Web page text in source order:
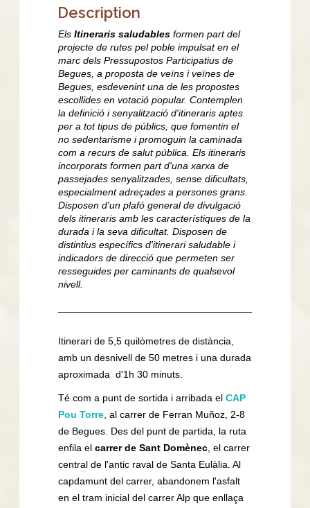
Description
Els Itineraris saludables formen part del
projecte de rutes pel poble impulsat en el
marc dels Pressupostos Participatius de
Begues, a proposta de veïns i veïnes de
Begues, esdevenint una de les propostes
escollides en votació popular. Contemplen
la definició i senyalització d'itineraris aptes
per a tot tipus de públics, que fomentin el
no sedentarisme i promoguin la caminada
com a recurs de salut pública. Els itineraris
incorporats formen part d'una xarxa de
passejades senyalitzades, sense dificultats,
especialment adreçades a persones grans.
Disposen d'un plafó general de divulgació
dels itineraris amb les característiques de la
durada i la seva dificultat. Disposen de
distintius específics d'itinerari saludable i
indicadors de direcció que permeten ser
resseguides per caminants de qualsevol
nivell.
Itinerari de 5,5 quilòmetres de distància,
amb un desnivell de 50 metres i una durada
aproximada d'1h 30 minuts.
Té com a punt de sortida i arribada el CAP
Pou Torre, al carrer de Ferran Muñoz, 2-8
de Begues. Des del punt de partida, la ruta
enfila el carrer de Sant Domènec, el carrer
central de l'antic raval de Santa Eulàlia. Al
capdamunt del carrer, abandonem l'asfalt
en el tram inicial del carrer Alp que enllaça